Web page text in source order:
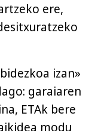
ere,
izan»
garaiaren
ETAk bere
modu